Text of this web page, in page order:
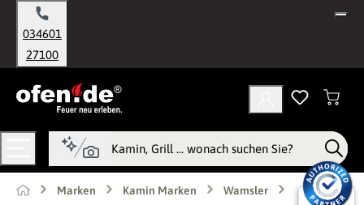
springen
034601
27100
Marken Kamin Marken
Wamsler